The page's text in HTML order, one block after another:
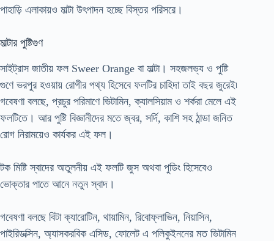
পাহাড়ি এলাকায়ও মাল্টা উৎপাদন হচ্ছে বিস্তর পরিসরে।
মাল্টার পুষ্টিগুণ
সাইট্রাস জাতীয় ফল Sweer Orange বা মাল্টা। সহজলভ্য ও পুষ্টি
গুণে ভরপুর হওয়ায় রোগীর পথ্য হিসেবে ফলটির চাহিদা তাই বছর জুরেই৷
গবেষণা বলছে, প্রচুর পরিমাণে ভিটামিন, ক্যালসিয়াম ও শর্করা মেলে এই
ফলটিতে। আর পুষ্টি বিজ্ঞানীদের মতে জ্বর, সর্দি, কাশি সহ ঠান্ডা জনিত
রোগ নিরাময়েও কার্যকর এই ফল।
টক মিষ্টি স্বাদের অতুলনীয় এই ফলটি জুস অথবা পুডিং হিসেবেও
ভোক্তার পাতে আনে নতুন স্বাদ।
গবেষণা বলছে বিটা ক্যারোটিন, থায়ামিন, রিবোফ্লাভিন, নিয়াসিন,
পাইরিডক্সিন, অ্যাসকরবিক এসিড, ফোলেট এ পলিকুইননের মত ভিটামিন